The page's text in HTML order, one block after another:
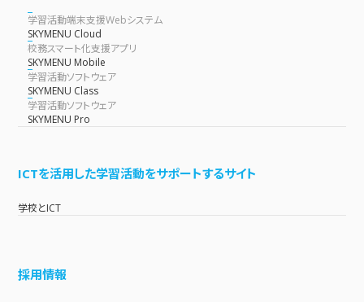
学習活動端末支援Webシステム
SKYMENU Cloud
校務スマート化支援アプリ
SKYMENU Mobile
学習活動ソフトウェア
SKYMENU Class
学習活動ソフトウェア
SKYMENU Pro
ICTを活用した学習活動をサポートするサイト
学校とICT
採用情報